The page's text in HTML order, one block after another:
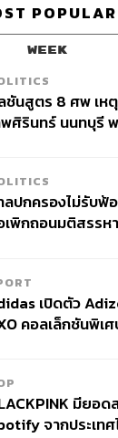
POPULAR
WEEK
ชันสูตร 8 ศพ เห
พศิรินทร์ นนทบุรี
ลปกครองไม่รับฟ้
เพิกถอนมติสรรห
เปิดตัว
คอลเล็กชันพิเ
มียอ
จากประเท